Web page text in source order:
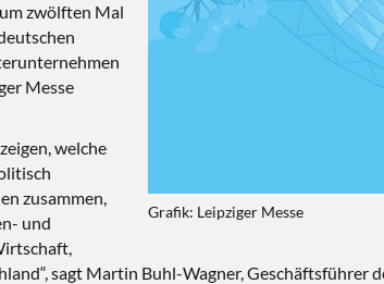
Grafik: Leipziger Messe
zwölften Mal
Messe
welche
zusammen,
und
sagt Martin Buhl-Wagner, Geschäftsführer